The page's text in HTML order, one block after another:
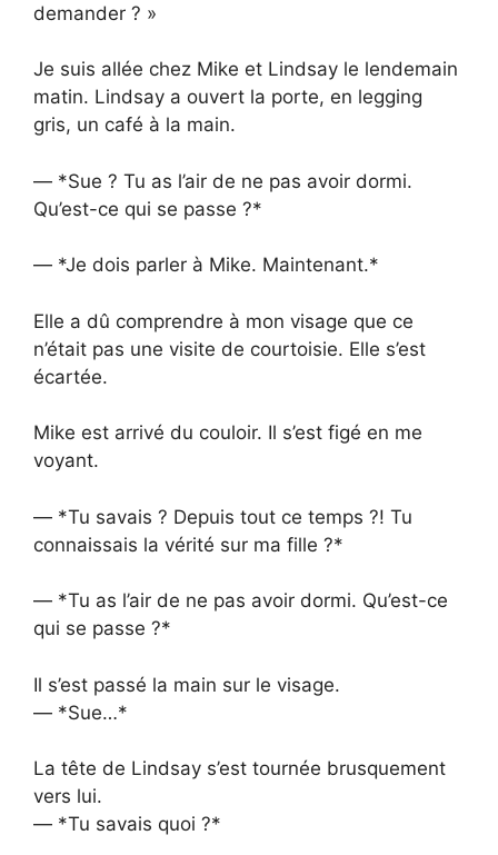
demander ? »
Je suis allée chez Mike et Lindsay le lendemain
matin. Lindsay a ouvert la porte, en legging
gris, un café à la main.
— *Sue ? Tu as l’air de ne pas avoir dormi.
Qu’est-ce qui se passe ?*
— *Je dois parler à Mike. Maintenant.*
Elle a dû comprendre à mon visage que ce
n’était pas une visite de courtoisie. Elle s’est
écartée.
Mike est arrivé du couloir. Il s’est figé en me
voyant.
— *Tu savais ? Depuis tout ce temps ?! Tu
connaissais la vérité sur ma fille ?*
— *Tu as l’air de ne pas avoir dormi. Qu’est-ce
qui se passe ?*
Il s’est passé la main sur le visage.
— *Sue…*
La tête de Lindsay s’est tournée brusquement
vers lui.
— *Tu savais quoi ?*